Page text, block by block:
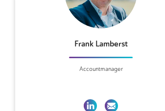
Frank Lamberst
Accountmanager